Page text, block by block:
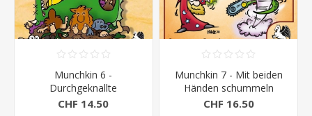
Munchkin 6 -
Durchgeknallte
Dungeons
CHF 14.50
Munchkin 7 - Mit beiden
Händen schummeln
CHF 16.50